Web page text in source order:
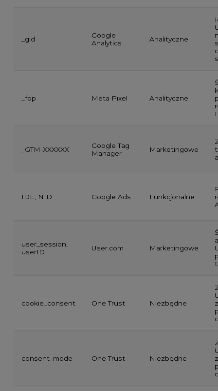
_gid
Google
Analytics
Analityczne
_fbp Meta Pixel Analityczne
_GTM-XXXXXX
Google Tag
Manager
Marketingowe
IDE, NID Google Ads Funkcjonalne
user_session,
userID
User.com Marketingowe
cookie_consent One Trust Niezbędne
consent_mode One Trust Niezbędne